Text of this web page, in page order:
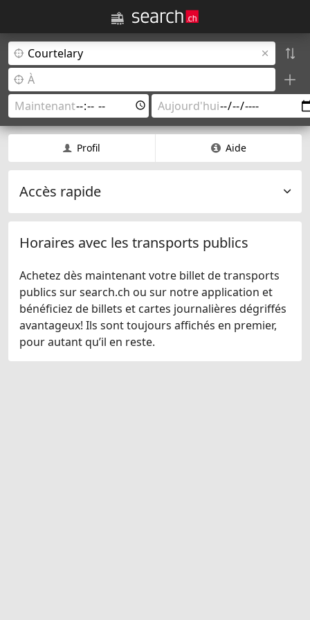
Profil Aide
Accès rapide
Horaires avec les transports publics
Achetez dès maintenant votre billet de transports
publics sur search.ch ou sur notre application et
bénéficiez de billets et cartes journalières dégriffés
avantageux! Ils sont toujours affichés en premier,
pour autant qu’il en reste.